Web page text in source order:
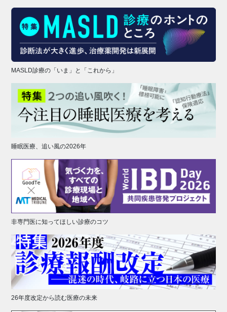
MASLD診療の「いま」と「これから」
睡眠医療、追い風の2026年
非専門医に知ってほしい診療のコツ
26年度改定から読む医療の未来